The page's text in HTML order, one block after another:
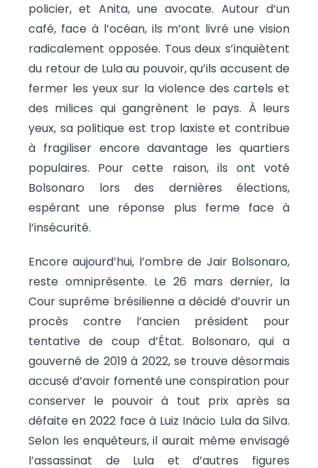
policier, et Anita, une avocate. Autour d’un
café, face à l’océan, ils m’ont livré une vision
radicalement opposée. Tous deux s’inquiètent
du retour de Lula au pouvoir, qu’ils accusent de
fermer les yeux sur la violence des cartels et
des milices qui gangrènent le pays. À leurs
yeux, sa politique est trop laxiste et contribue
à fragiliser encore davantage les quartiers
populaires. Pour cette raison, ils ont voté
Bolsonaro lors des dernières élections,
espérant une réponse plus ferme face à
l’insécurité.
Encore aujourd’hui, l’ombre de Jair Bolsonaro,
reste omniprésente. Le 26 mars dernier, la
Cour suprême brésilienne a décidé d’ouvrir un
procès contre l’ancien président pour
tentative de coup d’État. Bolsonaro, qui a
gouverné de 2019 à 2022, se trouve désormais
accusé d’avoir fomenté une conspiration pour
conserver le pouvoir à tout prix après sa
défaite en 2022 face à Luiz Inácio Lula da Silva.
Selon les enquêteurs, il aurait même envisagé
l’assassinat de Lula et d’autres figures